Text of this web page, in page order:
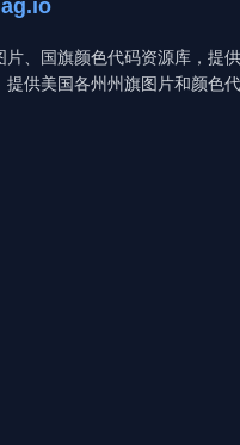
片、国旗颜色代码资源库，提
供美国各州州旗图片和颜色代